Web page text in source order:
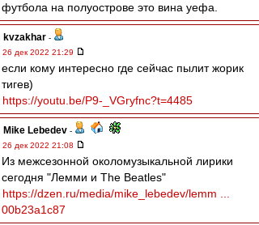
футбола на полуострове это вина уефа.
kvzakhar -
26 дек 2022 21:29
если кому интересно где сейчас пылит жорик
тигев)
https://youtu.be/P9-_VGryfnc?t=4485
Mike Lebedev -
26 дек 2022 21:08
Из межсезонной околомузыкальной лирики
сегодня "Лемми и The Beatles"
https://dzen.ru/media/mike_lebedev/lemm ...
00b23a1c87